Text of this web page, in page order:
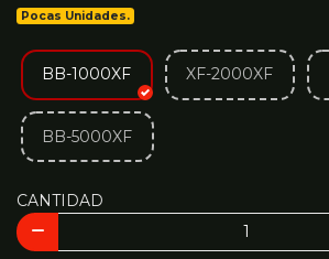
Pocas Unidades.
BB-1000XF XF-2000XF
BB-5000XF
CANTIDAD